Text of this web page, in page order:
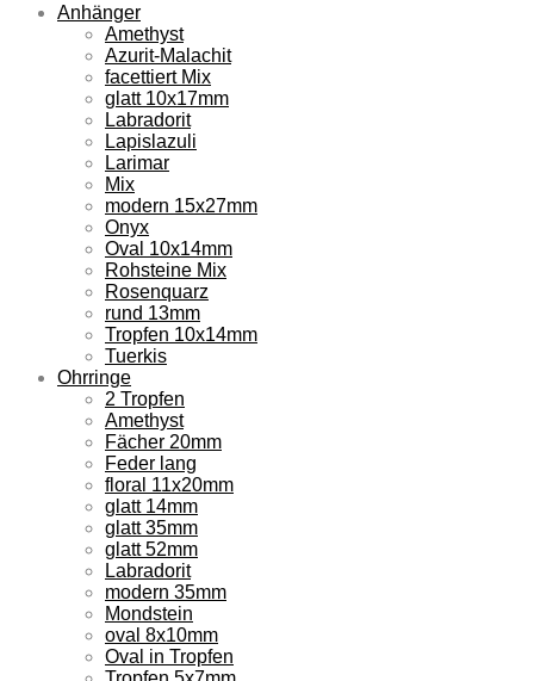
Anhänger
Amethyst
Azurit-Malachit
facettiert Mix
glatt 10x17mm
Labradorit
Lapislazuli
Larimar
Mix
modern 15x27mm
Onyx
Oval 10x14mm
Rohsteine Mix
Rosenquarz
rund 13mm
Tropfen 10x14mm
Tuerkis
Ohrringe
2 Tropfen
Amethyst
Fächer 20mm
Feder lang
floral 11x20mm
glatt 14mm
glatt 35mm
glatt 52mm
Labradorit
modern 35mm
Mondstein
oval 8x10mm
Oval in Tropfen